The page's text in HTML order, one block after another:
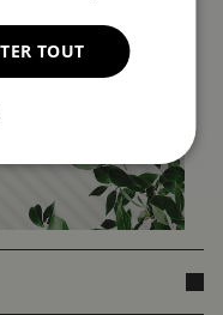
TOUT